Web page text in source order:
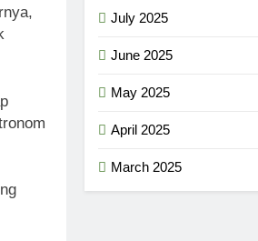
July 2025
June 2025
May 2025
April 2025
March 2025